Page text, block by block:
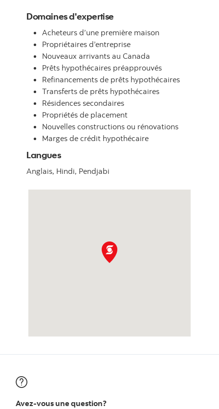
Domaines d'expertise
Acheteurs d’une première maison
Propriétaires d’entreprise
Nouveaux arrivants au Canada
Prêts hypothécaires préapprouvés
Refinancements de prêts hypothécaires
Transferts de prêts hypothécaires
Résidences secondaires
Propriétés de placement
Nouvelles constructions ou rénovations
Marges de crédit hypothécaire
Langues
Anglais, Hindi, Pendjabi
Avez-vous une question?